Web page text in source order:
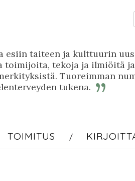
esiin taiteen ja kulttuurin
toimijoita, tekoja ja ilmiöitä ja
Tuoreimman
tukena.
TOIMITUS